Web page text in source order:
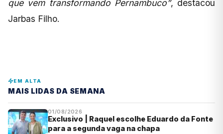
que vem transformando Pernambuco”, destacou
Jarbas Filho.
EM ALTA
MAIS LIDAS DA SEMANA
01/08/2026
Exclusivo | Raquel escolhe Eduardo da Fonte
para a segunda vaga na chapa